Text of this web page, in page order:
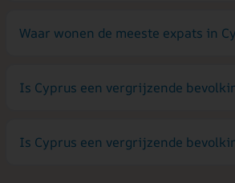
Waar wonen de meeste expats in
Is Cyprus een vergrijzende
Is Cyprus een vergrijzende